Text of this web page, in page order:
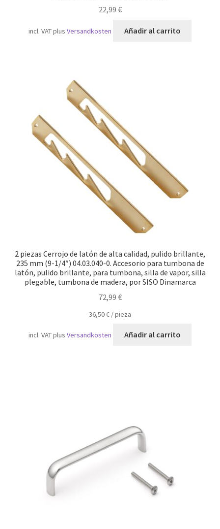
22,99 €
incl. VATplus Versandkosten Añadir al carrito
2 piezas Cerrojo de latón de alta calidad, pulido brillante,
235 mm (9-1/4″) 04.03.040-0. Accesorio para tumbona de
latón, pulido brillante, para tumbona, silla de vapor, silla
plegable, tumbona de madera, por SISO Dinamarca
72,99 €
36,50€ /pieza
incl. VATplus Versandkosten Añadir al carrito